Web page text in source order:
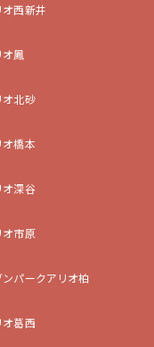
オ西新井
オ鳳
オ北砂
オ橋本
オ深谷
オ市原
ンパークアリオ柏
オ葛西